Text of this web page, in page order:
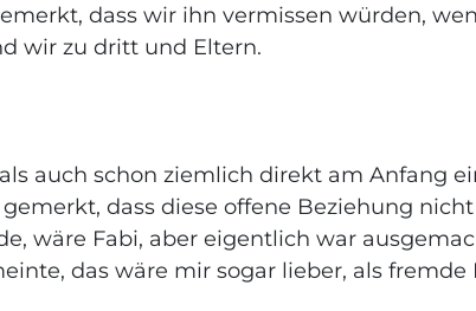
dass wir ihn vermissen würden,
wir zu dritt und Eltern.
auch schon ziemlich direkt am Anfang
dass diese offene Beziehung
wäre Fabi, aber eigentlich war
das wäre mir sogar lieber, als fremde